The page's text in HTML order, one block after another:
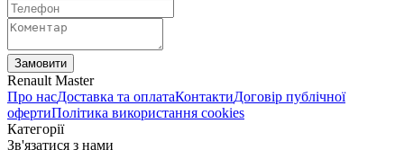
Замовити
Renault Master
Про насДоставка та оплатаКонтактиДоговір публічної
офертиПолітика використання cookies
Категорії
Зв'язатися з нами